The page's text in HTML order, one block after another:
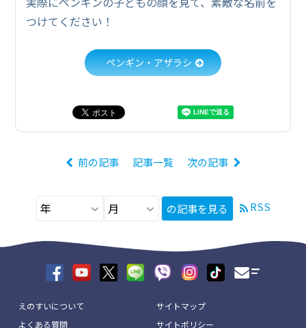
つけてください！
ペンギン・アザラシ
前の記事 記事一覧 次の記事
の記事を見る RSS
えのすいについて
よくある質問
サイトマップ
サイトポリシー